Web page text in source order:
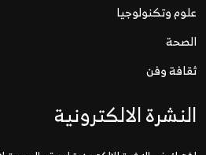
علوم وتكنولوجيا
الصحة
ثقافة وفن
النشرة الالكترونية